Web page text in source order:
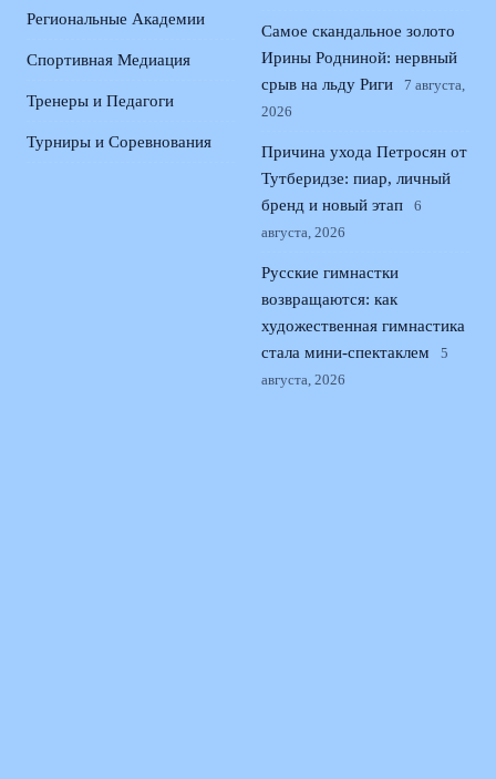
Региональные Академии
Спортивная Медиация
Тренеры и Педагоги
Турниры и Соревнования
Самое скандальное золото
Ирины Родниной: нервный
срыв на льду Риги
7 августа,
2026
Причина ухода Петросян от
Тутберидзе: пиар, личный
бренд и новый этап
6
августа, 2026
Русские гимнастки
возвращаются: как
художественная гимнастика
стала мини-спектаклем
5
августа, 2026